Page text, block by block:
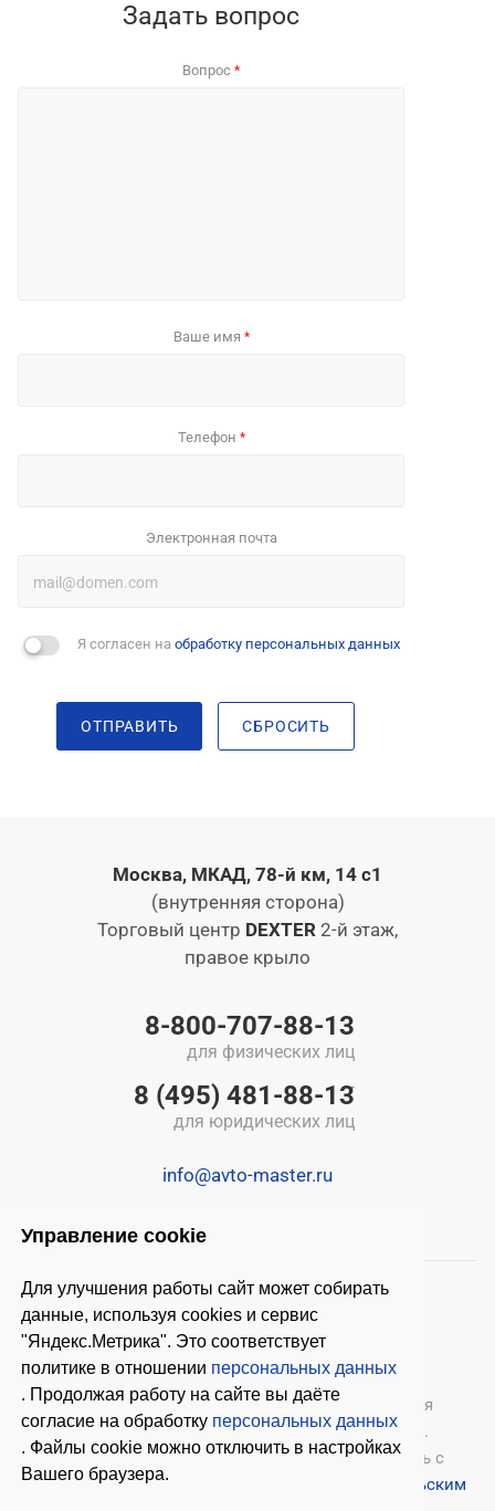
Управление cookie
Для улучшения работы сайт может собирать
данные, используя cookies и сервис
"Яндекс.Метрика". Это соответствует
политике в отношении персональных данных
. Продолжая работу на сайте вы даёте
согласие на обработку персональных данных
. Файлы cookie можно отключить в настройках
Вашего браузера.
Задать вопрос
Вопрос *
Ваше имя *
Телефон *
Электронная почта
Я согласен на обработку персональных данных
ОТПРАВИТЬ СБРОСИТЬ
Москва, МКАД, 78-й км, 14 с1
(внутренняя сторона)
Торговый центр DEXTER 2-й этаж,
правое крыло
8-800-707-88-13
для физических лиц
8 (495) 481-88-13
для юридических лиц
info@avto-master.ru
© 2026 ООО «Автомастер» — оборудование для
автосервиса, шиномонтажное оборудование.
Оставляя заявки на нашем сайте, ознакомьтесь с
Политикой конфиденциальности
Пользовательским